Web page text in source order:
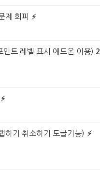
제 회피
트 레벨 표시 애드온 이용) 2
하기 취소하기 토글기능)